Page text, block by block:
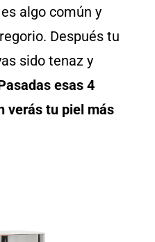
algo común y
Después tu
sido tenaz y
esas 4
verás tu piel más